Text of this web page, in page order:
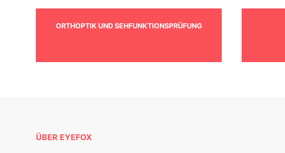
ORTHOPTIK UND SEHFUNKTIONSPRÜFUNG
ÜBER EYEFOX